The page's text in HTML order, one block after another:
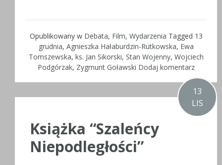
Opublikowany w Debata, Film, Wydarzenia Tagged 13
grudnia, Agnieszka Hałaburdzin-Rutkowska, Ewa
Tomszewska, ks. Jan Sikorski, Stan Wojenny, Wojciech
Podgórzak, Zygmunt Goławski Dodaj komentarz
13
LIS
Książka “Szaleńcy
Niepodległości”